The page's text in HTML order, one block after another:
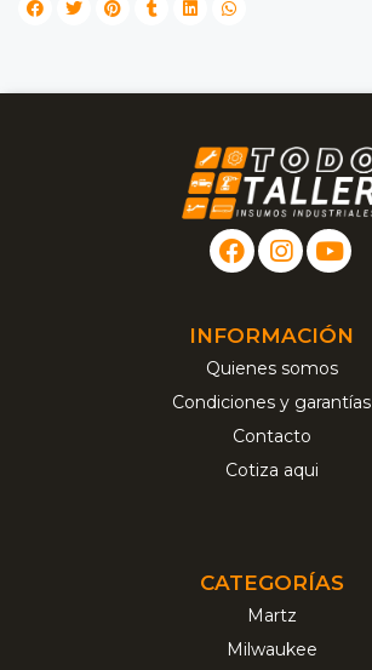
INFORMACIÓN
Quienes somos
Condiciones y garantías
Contacto
Cotiza aqui
CATEGORÍAS
Martz
Milwaukee